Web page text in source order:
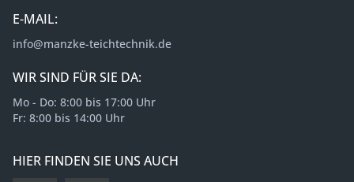
E-MAIL:
info@manzke-teichtechnik.de
WIR SIND FÜR SIE DA:
Mo - Do: 8:00 bis 17:00 Uhr
Fr: 8:00 bis 14:00 Uhr
HIER FINDEN SIE UNS AUCH